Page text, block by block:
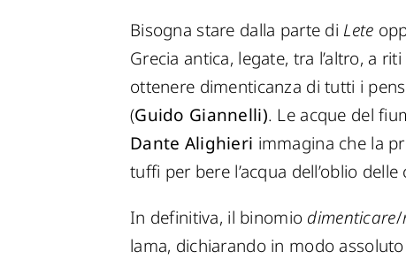
Bisogna stare dalla parte di Lete
Grecia antica, legate, tra l’altro, a
ottenere dimenticanza di tutti i
(Guido Giannelli). Le acque del
Dante Alighieri immagina che la
tuffi per bere l’acqua dell’oblio delle
In definitiva, il binomio dimenticare/
lama, dichiarando in modo